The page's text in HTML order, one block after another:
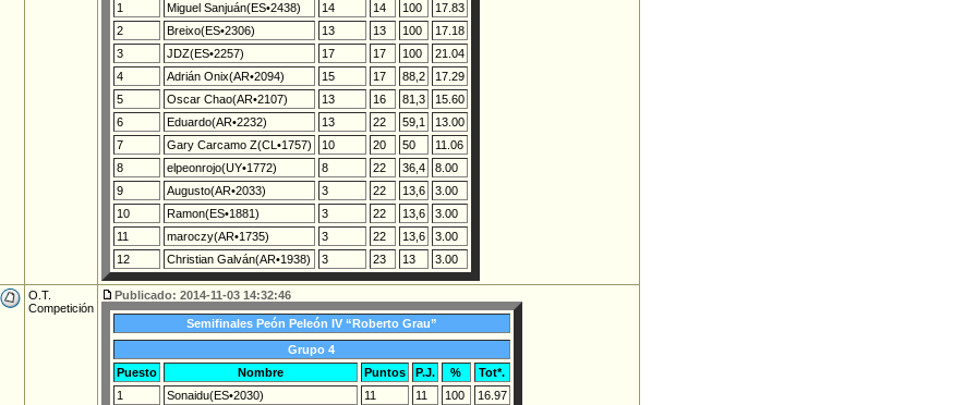
1
Miguel Sanjuán(ES•2438) 14 14 100
17.83
2
Breixo(ES•2306) 13 13 100
17.18
3
JDZ(ES•2257) 17 17 100
21.04
4
Adrián Onix(AR•2094) 15 17 88,2
17.29
5
Oscar Chao(AR•2107) 13 16 81,3
15.60
6
Eduardo(AR•2232) 13 22 59,1
13.00
7
Gary Carcamo Z(CL•1757) 10 20 50
11.06
8
elpeonrojo(UY•1772) 8 22 36,4
8.00
9
Augusto(AR•2033) 3 22 13,6
3.00
10
Ramon(ES•1881) 3 22 13,6
3.00
11
maroczy(AR•1735) 3 22 13,6
3.00
12
Christian Galván(AR•1938) 3 23 13 3.00
O.T.
Competición
Publicado: 2014-11-03 14:32:46
Semifinales Peón Peleón IV “Roberto Grau”
Grupo 4
Puesto
Nombre Puntos P.J. %
Tot*.
1
Sonaidu(ES•2030) 11 11 100
16.97